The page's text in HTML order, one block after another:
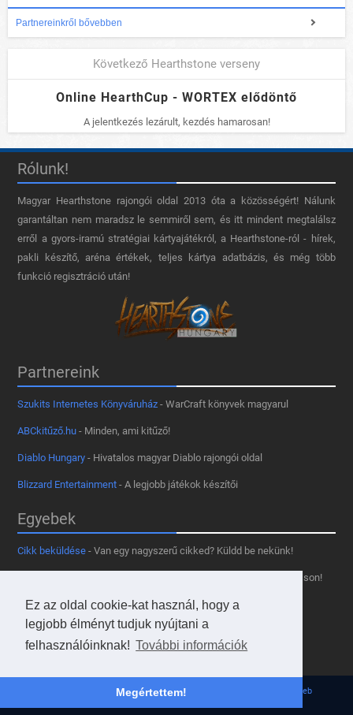
Ez az oldal cookie-kat használ, hogy a
legjobb élményt tudjuk nyújtani a
felhasználóinknak! További információk
Megértettem!
Partnereinkről bővebben
Következő Hearthstone verseny
Online HearthCup - WORTEX elődöntő
A jelentkezés lezárult, kezdés hamarosan!
Rólunk!
Magyar Hearthstone​ rajongói oldal 2013 óta a közösségért! Nálunk
garantáltan nem maradsz le semmiről sem, és itt mindent megtalálsz
erről a gyors-iramú stratégiai kártyajátékról, a Hearthstone-ról - hírek,
pakli készítő, aréna értékek, teljes kártya adatbázis, és még több
funkció regisztráció után!
Partnereink
Szukits Internetes Könyváruház - WarCraft könyvek magyarul
ABCkitűző.hu - Minden, ami kitűző!
Diablo Hungary - Hivatalos magyar Diablo rajongói oldal
Blizzard Entertainment - A legjobb játékok készítői
Egyebek
Cikk beküldése - Van egy nagyszerű cikked? Küldd be nekünk!
- Tetszik az oldal? Segíts, hogy fennmaradhasson!
Kapcsolat, médiaajánlat- Lépj velünk kapcsolatba!
Használd a tooltipünket- A saját oldaladon is!
© 2013 - 2026 Hearthstone Hungary v31.3.0. - Borovi Bence | Powered by JsWeb